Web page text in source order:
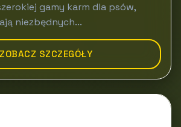
gamy karm dla psów,
niezbędnych...
ZOBACZ SZCZEGÓŁY